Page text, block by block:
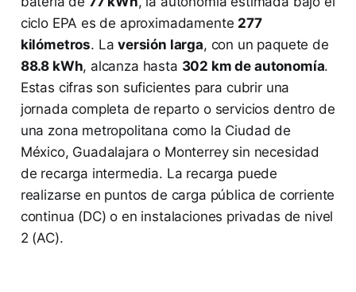
ciclo EPA es de aproximadamente 277
kilómetros. Laversión larga, con un paquete de
88.8 kWh, alcanza hasta 302 km de autonomía.
Estas cifras son suficientes para cubrir una
jornada completa de reparto o servicios dentro de
una zona metropolitana como la Ciudad de
México, Guadalajara o Monterrey sin necesidad
de recarga intermedia. La recarga puede
realizarse en puntos de carga pública de corriente
continua (DC) o en instalaciones privadas de nivel
2 (AC).